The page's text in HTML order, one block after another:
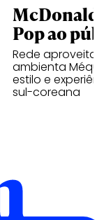
Pop ao
Rede aproveita
ambienta Méqui
estilo e
sul-coreana